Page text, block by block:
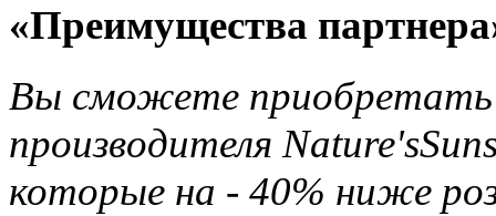
«Преимущества
Вы сможете приобретать
производителя
которые на - 40% ниже